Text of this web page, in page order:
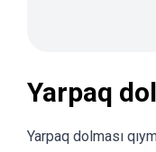
Yarpaq
Yarpaq dolması